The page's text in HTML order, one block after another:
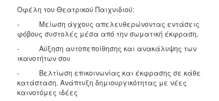
Οφέλη του Θεατρικού Παιχνιδιού:
- Μείωση άγχους απελευθερώνοντας εντάσεις
φόβους συστολές μέσα από την σωματική έκφραση.
- Αύξηση αυτοπεποίθησης και ανακάλυψης των
ικανοτήτων σου
- Βελτίωση επικοινωνίας και έκφρασης σε κάθε
κατάσταση.️ Ανάπτυξη δημιουργικότητας με νέες
καινοτόμες ιδέες